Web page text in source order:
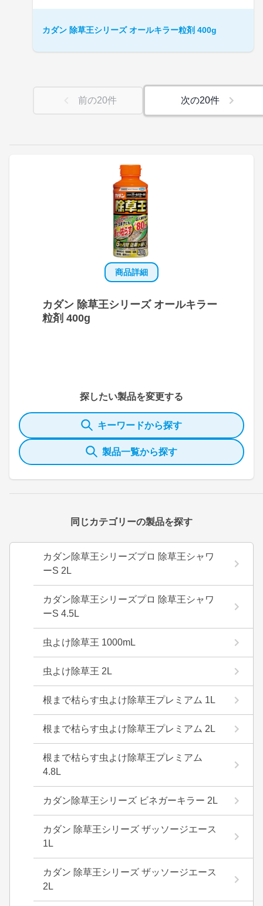
商品詳細
カダン 除草王シリーズ オールキラー
粒剤 400g
探したい製品を変更する
キーワードから探す
製品一覧から探す
同じカテゴリーの製品を探す
カダン除草王シリーズプロ 除草王シャワ
ーS 2L
カダン除草王シリーズプロ 除草王シャワ
ーS 4.5L
虫よけ除草王 1000mL
虫よけ除草王 2L
根まで枯らす虫よけ除草王プレミアム 1L
根まで枯らす虫よけ除草王プレミアム 2L
根まで枯らす虫よけ除草王プレミアム
4.8L
カダン除草王シリーズ ビネガーキラー 2L
カダン 除草王シリーズ ザッソージエース
1L
カダン 除草王シリーズ ザッソージエース
2L
カダン 除草王シリーズ オールキラー粒剤 400g
前の20件 次の20件